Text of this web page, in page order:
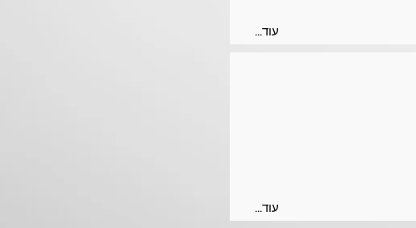
...עוד
...עוד